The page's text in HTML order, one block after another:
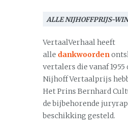
ALLE NIJHOFFPRIJS-
VertaalVerhaal heeft
alle dankwoorden
vertalers die vanaf
Nijhoff Vertaalprijs
Het Prins Bernhard
de bijbehorende
beschikking gesteld.